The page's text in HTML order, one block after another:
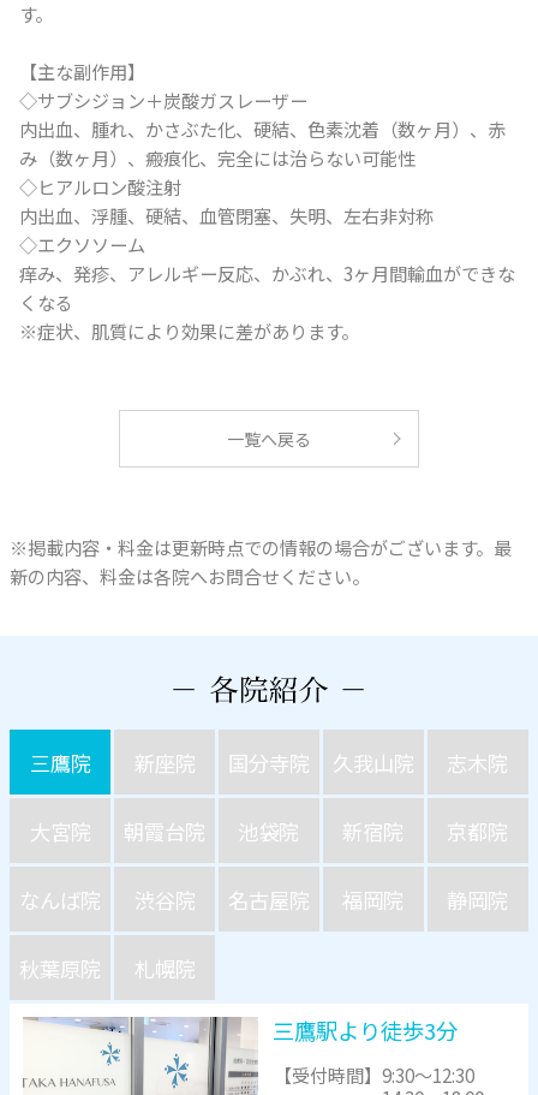
す。
【主な副作用】
◇サブシジョン＋炭酸ガスレーザー
内出血、腫れ、かさぶた化、硬結、色素沈着（数ヶ月）、赤
み（数ヶ月）、瘢痕化、完全には治らない可能性
◇ヒアルロン酸注射
内出血、浮腫、硬結、血管閉塞、失明、左右非対称
◇エクソソーム
痒み、発疹、アレルギー反応、かぶれ、3ヶ月間輸血ができな
くなる
※症状、肌質により効果に差があります。
一覧へ戻る
※掲載内容・料金は更新時点での情報の場合がございます。最
新の内容、料金は各院へお問合せください。
三鷹院 新座院 国分寺院 久我山院 志木院
大宮院 朝霞台院 池袋院 新宿院 京都院
なんば院 渋谷院 名古屋院 福岡院 静岡院
秋葉原院 札幌院
三鷹駅より徒歩3分
【受付時間】9:30～12:30